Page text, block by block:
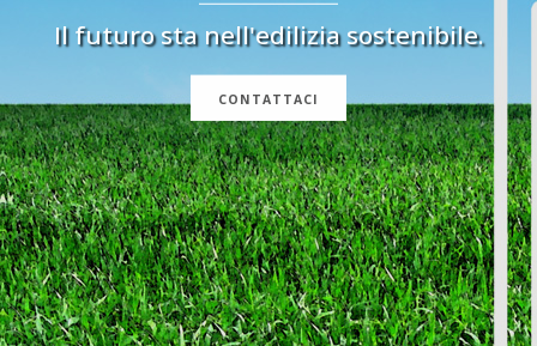
Il futuro sta nell'edilizia sostenibile.
CONTATTACI